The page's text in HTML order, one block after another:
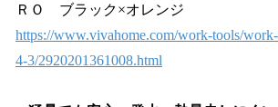
ＲＯ ブラック×オレンジ
https://www.vivahome.com/work-tools/
4-3/2920201361008.html